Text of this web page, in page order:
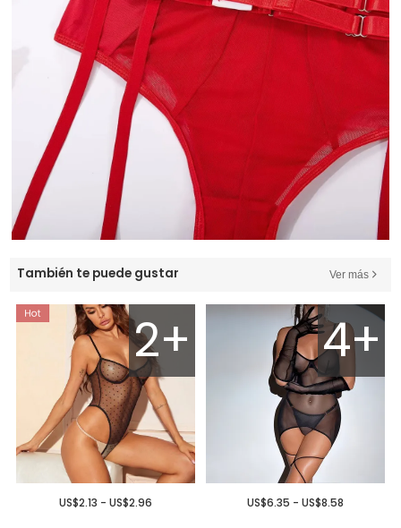
También te puede gustar Ver más
2+
US$2.13 - US$2.96
4+
US$6.35 - US$8.58